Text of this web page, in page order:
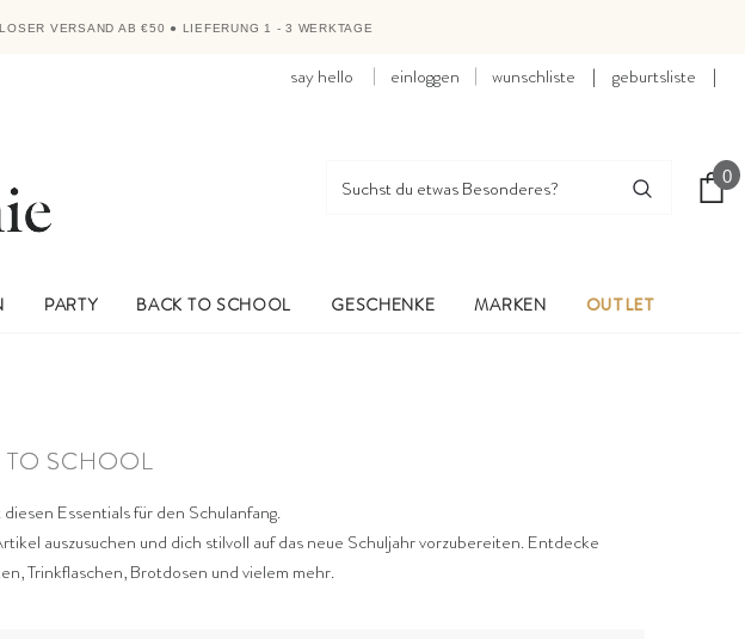
VERSAND AB €50 ● LIEFERUNG 1 - 3 WERKTAGE
say hello einloggen wunschliste | geburtsliste |
0
PARTY BACK TO SCHOOL GESCHENKE MARKEN OUTLET
TO SCHOOL
Essentials für den Schulanfang.
auszusuchen und dich stilvoll auf das neue Schuljahr vorzubereiten. Entdecke
Trinkflaschen, Brotdosen und vielem mehr.